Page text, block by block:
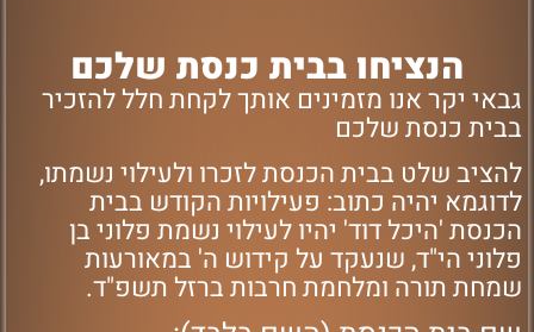
הנציחו בבית כנסת שלכם
גבאי יקר אנו מזמינים אותך לקחת חלל להזכיר
בבית כנסת שלכם
להציב שלט בבית הכנסת לזכרו ולעילוי נשמתו,
לדוגמא יהיה כתוב: פעילויות הקודש בבית
הכנסת 'היכל דוד' יהיו לעילוי נשמת פלוני בן
פלוני הי"ד, שנעקד על קידוש ה' במאורעות
שמחת תורה ומלחמת חרבות ברזל תשפ"ד.